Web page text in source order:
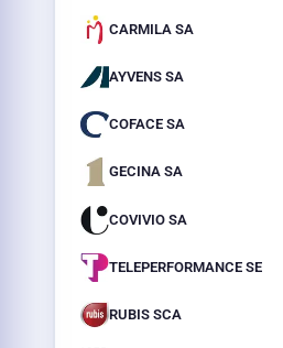
CARMILA SA
AYVENS SA
COFACE SA
GECINA SA
COVIVIO SA
TELEPERFORMANCE SE
RUBIS SCA